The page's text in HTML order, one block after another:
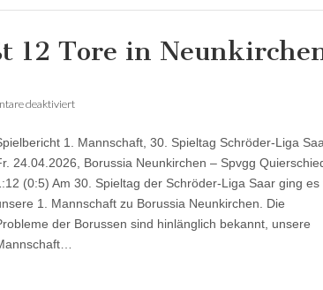
12 Tore in
deaktiviertfür
12
Tore
Neunkirchen
(mit
Video)
1. Mannschaft, 30. Spieltag Schröder-Liga
24.04.2026, Borussia Neunkirchen – Spvgg
(0:5) Am 30. Spieltag der Schröder-Liga Saar ging es
1. Mannschaft zu Borussia Neunkirchen. Die
der Borussen sind hinlänglich bekannt, unsere